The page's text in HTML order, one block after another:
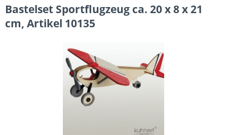
Bastelset Sportflugzeug ca. 20 x 8 x 21
cm, Artikel 10135